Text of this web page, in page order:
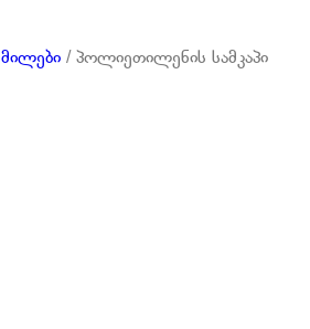
მილები / პოლიეთილენის სამკაპი